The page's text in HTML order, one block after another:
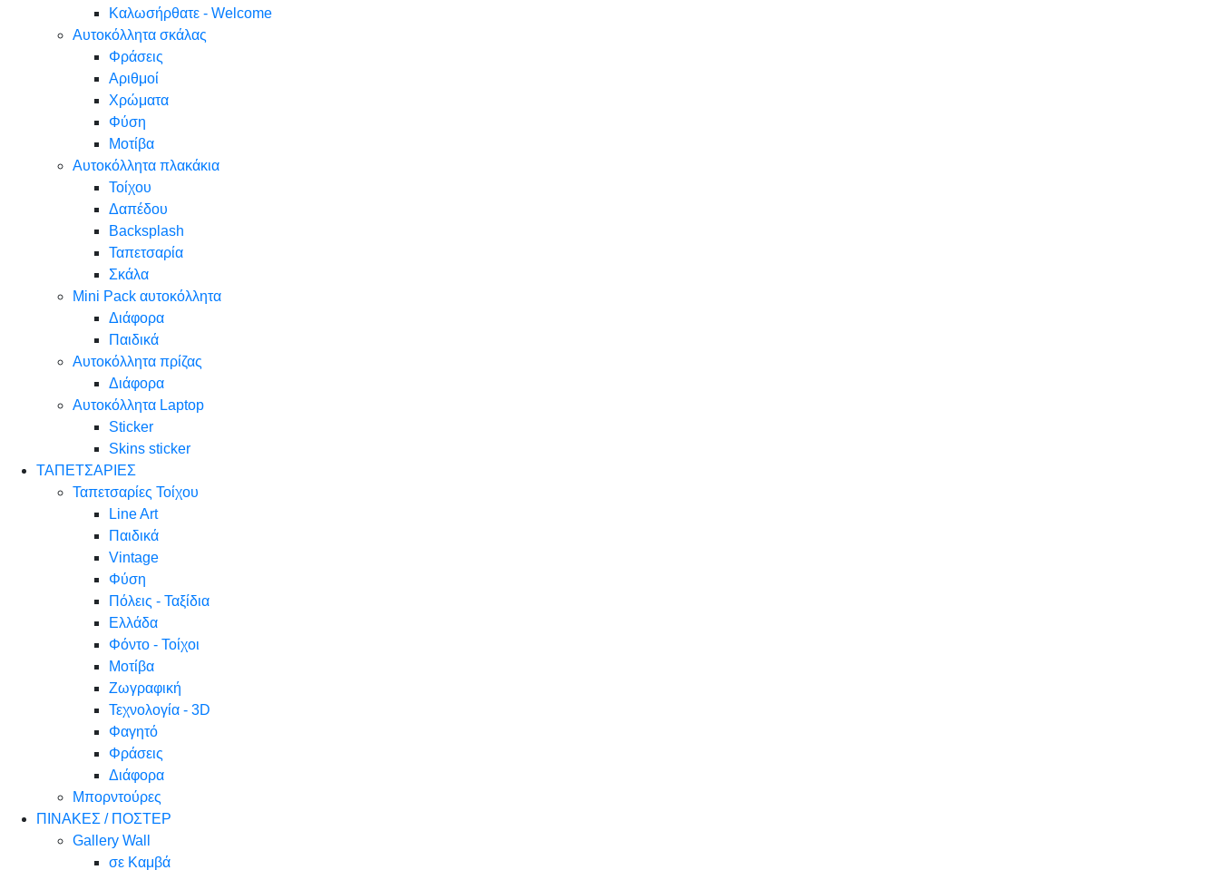
Καλωσήρθατε - Welcome
Αυτοκόλλητα σκάλας
Φράσεις
Αριθμοί
Χρώματα
Φύση
Μοτίβα
Αυτοκόλλητα πλακάκια
Τοίχου
Δαπέδου
Backsplash
Ταπετσαρία
Σκάλα
Mini Pack αυτοκόλλητα
Διάφορα
Παιδικά
Αυτοκόλλητα πρίζας
Διάφορα
Αυτοκόλλητα Laptop
Sticker
Skins sticker
ΤΑΠΕΤΣΑΡΙΕΣ
Ταπετσαρίες Τοίχου
Line Art
Παιδικά
Vintage
Φύση
Πόλεις - Ταξίδια
Ελλάδα
Φόντο - Τοίχοι
Μοτίβα
Ζωγραφική
Τεχνολογία - 3D
Φαγητό
Φράσεις
Διάφορα
Μπορντούρες
ΠΙΝΑΚΕΣ / ΠΟΣΤΕΡ
Gallery Wall
σε Καμβά